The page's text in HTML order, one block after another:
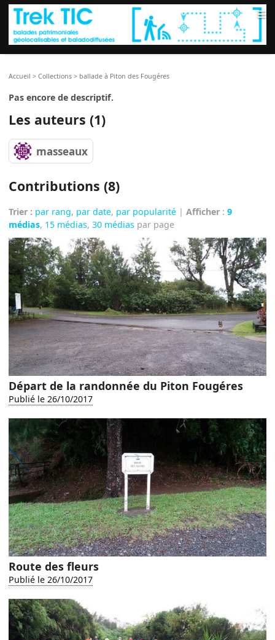
≡
Accueil >Collections > ballade à Piton des Fougéres
Pas encore de descriptif.
Les auteurs (1)
masseaux
Contributions (8)
Trier : par rang, par date, par popularité |Afficher :9
médias, 15 médias,30 médias par page
Départ de la randonnée du Piton Fougéres
Publié le 26/10/2017
Route des fleurs
Publié le 26/10/2017